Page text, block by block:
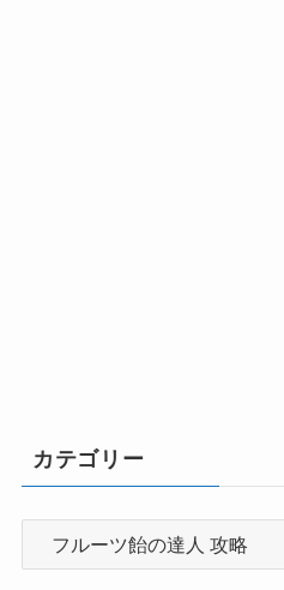
カテゴリー